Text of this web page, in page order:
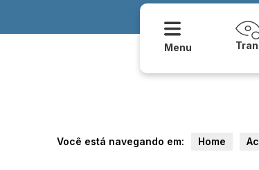
Menu
Você está navegando em: Home